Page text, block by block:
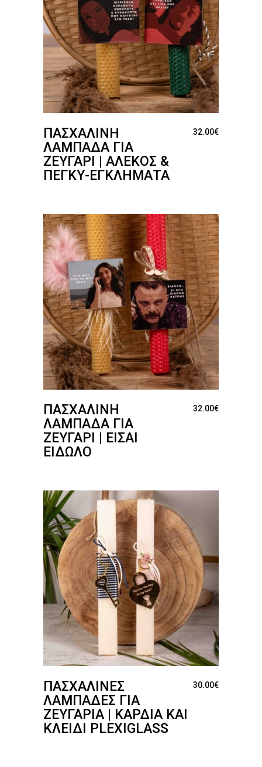
ΠΑΣΧΑΛΙΝΉ
ΛΑΜΠΆΔΑ ΓΙΑ
ΖΕΥΓΆΡΙ | ΑΛΈΚΟΣ &
ΠΈΓΚΥ-ΕΓΚΛΉΜΑΤΑ
32.00€
ΠΑΣΧΑΛΙΝΉ
ΛΑΜΠΆΔΑ ΓΙΑ
ΖΕΥΓΆΡΙ | ΕΊΣΑΙ
ΕΊΔΩΛΟ
32.00€
ΠΑΣΧΑΛΙΝΈΣ
ΛΑΜΠΆΔΕΣ ΓΙΑ
ΖΕΥΓΆΡΙΑ | ΚΑΡΔΊΑ ΚΑΙ
ΚΛΕΙΔΊ PLEXIGLASS
30.00€